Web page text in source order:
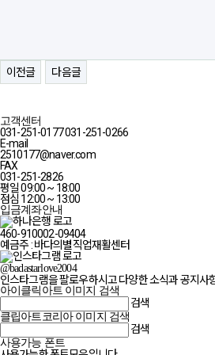
이전글 다음글
고객센터
031-251-0177031-251-0266
E-mail
2510177@naver.com
FAX
031-251-2826
평일 09:00 ~ 18:00
점심 12:00 ~ 13:00
입금계좌안내
460-910002-09404
예금주 : 바다의별직업재활센터
@badastarlove2004
인스타그램을 팔로우하시고 다양한 소식과 공지사
아이클릭아트 이미지 검색
검색
클립아트코리아 이미지 검색
검색
사용가능 폰트